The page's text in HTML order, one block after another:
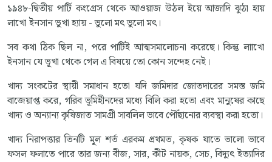
১৯৪৮-দ্বিতীয় পার্টি কংগ্রেস থেকে আওয়াজ উঠল ইয়ে আজাদি ঝুঠা হায়
লাখো ইনসান ভুখা হ্যায় - ভুলো মৎ ভুলো মৎ।
সব কথা ঠিক ছিল না, পরে পার্টিই আত্মসমালোচনা করেছে। কিন্তু লাাখো
ইনসান যে ভূখা থেকে গেল এ বিষয়ে তো কোন সন্দেহ নেই।
খাদ্য সংকটের স্থায়ী সমাধান হতো যদি জমিদার জোতদারের সমস্ত জমি
বাজেয়াপ্ত করে, গরিব ভূমিহীনদের মধ্যে বিলি করা হতো এবং মানুষের কাছে
খাদ্য ও অন্যান্য কৃষিজাত সামগ্রী সাবলিল ভাবে পৌঁছানোর ব্যবস্থা করা হতো।
খাদ্য নিরাপত্তার তিনটি মূল শর্ত এরকম প্রথমত, কৃষক যাতে ভালো ভাবে
ফসল ফলাতে পারে তার জন্য বীজ, সার, কীট নায়ক, সেচ, বিদ্যুৎ ইত্যাদির